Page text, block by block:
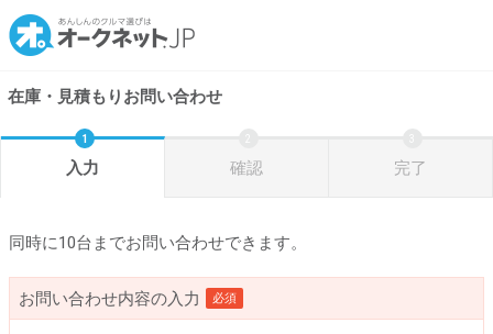
在庫・見積もりお問い合わせ
入力 確認 完了
同時に10台までお問い合わせできます。
お問い合わせ内容の入力 必須